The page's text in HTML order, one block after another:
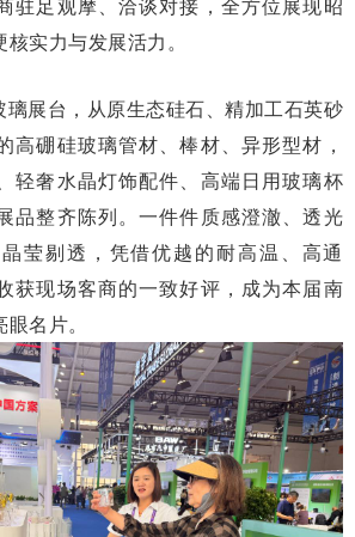
实力与发展活力。
璃展台，从原生态硅石、精加工石英砂
高硼硅玻璃管材、棒材、异形型材，
轻奢水晶灯饰配件、高端日用玻璃杯
品整齐陈列。一件件质感澄澈、透光
莹剔透，凭借优越的耐高温、高通
获现场客商的一致好评，成为本届南
名片。